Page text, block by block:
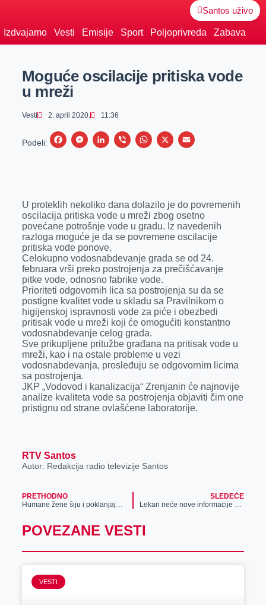
Santos uživo
Izdvajamo Vesti Emisije Sport Poljoprivreda Zabava
Moguće oscilacije pritiska vode
u mreži
Vesti 2. april 2020. 11:36
Podeli:
F
b
o
o
k
M
e
n
g
e
r
L
e
d
I
n
V
r
W
s
A
p
p
X
E
l
U proteklih nekoliko dana dolazilo je do povremenih
oscilacija pritiska vode u mreži zbog osetno
povećane potrošnje vode u gradu. Iz navedenih
razloga moguće je da se povremene oscilacije
pritiska vode ponove.
Celokupno vodosnabdevanje grada se od 24.
februara vrši preko postrojenja za prečišćavanje
pitke vode, odnosno fabrike vode.
Prioriteti odgovornih lica sa postrojenja su da se
postigne kvalitet vode u skladu sa Pravilnikom o
higijenskoj ispravnosti vode za piće i obezbedi
pritisak vode u mreži koji će omogućiti konstantno
vodosnabdevanje celog grada.
Sve prikupljene pritužbe građana na pritisak vode u
mreži, kao i na ostale probleme u vezi
vodosnabdevanja, prosleđuju se odgovornim licima
sa postrojenja.
JKP „Vodovod i kanalizacija“ Zrenjanin će najnovije
analize kvaliteta vode sa postrojenja objaviti čim one
pristignu od strane ovlašćene laboratorije.
RTV Santos
Autor: Redakcija radio televizije Santos
PRETHODNO
Humane žene šiju i poklanjaju maske
SLEDEĆE
Lekari neće nove informacije saopštiti javnosti
POVEZANE VESTI
VESTI